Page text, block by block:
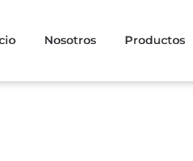
Nosotros Productos